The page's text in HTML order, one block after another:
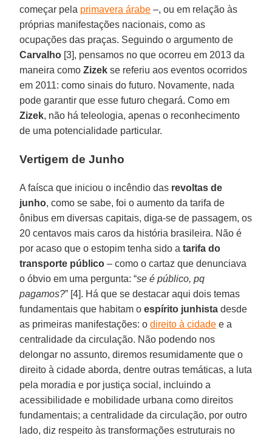
começar pela primavera árabe –, ou em relação às
próprias manifestações nacionais, como as
ocupações das praças. Seguindo o argumento de
Carvalho [3], pensamos no que ocorreu em 2013 da
maneira comoZizek se referiu aos eventos ocorridos
em 2011: como sinais do futuro. Novamente, nada
pode garantir que esse futuro chegará. Como em
Zizek, não há teleologia, apenas o reconhecimento
de uma potencialidade particular.
Vertigem de Junho
A faísca que iniciou o incêndio das revoltas de
junho, como se sabe, foi o aumento da tarifa de
ônibus em diversas capitais, diga-se de passagem, os
20 centavos mais caros da história brasileira. Não é
por acaso que o estopim tenha sido atarifa do
transporte público – como o cartaz que denunciava
o óbvio em uma pergunta: “se é público, pq
pagamos?” [4]. Há que se destacar aqui dois temas
fundamentais que habitam oespírito junhista desde
as primeiras manifestações: odireito à cidade e a
centralidade da circulação. Não podendo nos
delongar no assunto, diremos resumidamente que o
direito à cidade aborda, dentre outras temáticas, a luta
pela moradia e por justiça social, incluindo a
acessibilidade e mobilidade urbana como direitos
fundamentais; a centralidade da circulação, por outro
lado, diz respeito às transformações estruturais no